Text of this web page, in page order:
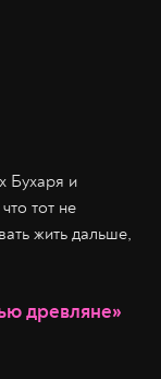
Бухаря и
тот не
жить дальше,
древляне»